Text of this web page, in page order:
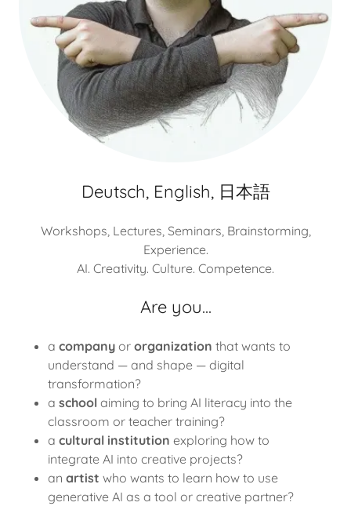
Deutsch, English, 日本語
Workshops, Lectures, Seminars, Brainstorming,
Experience.
AI. Creativity. Culture. Competence.
Are you...
a companyor organization that wants to
understand — and shape — digital
transformation?
a school aiming to bring AI literacy into the
classroom or teacher training?
a cultural institution exploring how to
integrate AI into creative projects?
an artist who wants to learn how to use
generative AI as a tool or creative partner?